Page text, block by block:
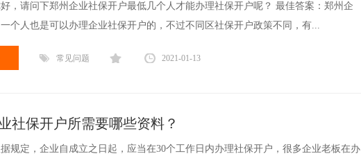
，请问下郑州企业社保开户最低几个人才能办理社保开户呢？ 最佳答案：郑州企
个人也是可以办理企业社保开户的，不过不同区社保开户政策不同，有...
常见问题 2021-01-13
社保开户所需要哪些资料？
规定，企业自成立之日起，应当在30个工作日内办理社保开户，很多企业老板在办